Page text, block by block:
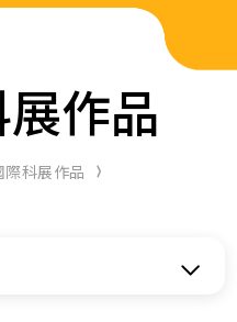
作品
際科展作品